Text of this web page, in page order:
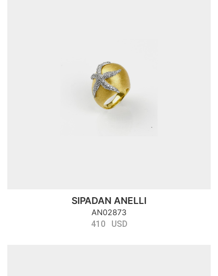
SIPADAN ANELLI
AN02873
410 USD